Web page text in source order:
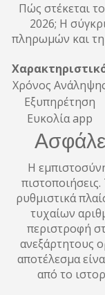
Πώς στέκεται
2026; Η
πληρωμών και τη
Χρόνος
Εξυπηρέτηση
Ευκολία app
Η
ρυθμιστικά
τυχαίων
περιστροφή
ανεξάρτητους
αποτέλεσμα
από το